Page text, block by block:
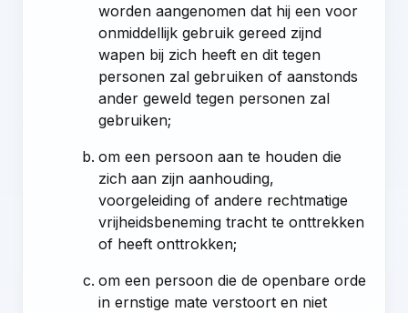
worden aangenomen dat hij een voor
onmiddellijk gebruik gereed zijnd
wapen bij zich heeft en dit tegen
personen zal gebruiken of aanstonds
ander geweld tegen personen zal
gebruiken;
om een persoon aan te houden die
zich aan zijn aanhouding,
voorgeleiding of andere rechtmatige
vrijheidsbeneming tracht te onttrekken
of heeft onttrokken;
om een persoon die de openbare orde
in ernstige mate verstoort en niet